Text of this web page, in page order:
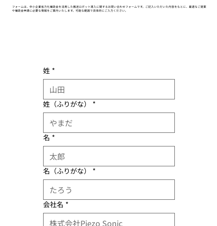
姓 *
姓（ふりがな） *
名 *
名（ふりがな） *
会社名 *
フォームは、中小企業省力化補助金を活用した搬送ロボット導入に関するお問い合わせフォームです。ご記入いただいた内容をもとに、最適なご提案
や補助金申請に必要な情報をご案内いたします。可能な範囲で具体的にご入力ください。